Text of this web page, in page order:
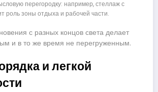
перегородку: например, стеллаж с
роль зоны отдыха и рабочей части.
с разных концов света делает
и в то же время не перегруженным.
и легкой